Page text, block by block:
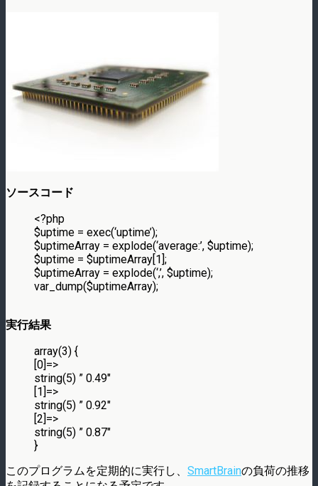
ソースコード
<?php
$uptime = exec(‘uptime’);
$uptimeArray = explode(‘average:’, $uptime);
$uptime = $uptimeArray[1];
$uptimeArray = explode(‘,’, $uptime);
var_dump($uptimeArray);
実行結果
array(3) {
[0]=>
string(5) ” 0.49″
[1]=>
string(5) ” 0.92″
[2]=>
string(5) ” 0.87″
}
このプログラムを定期的に実行し、 SmartBrainの負荷の推移